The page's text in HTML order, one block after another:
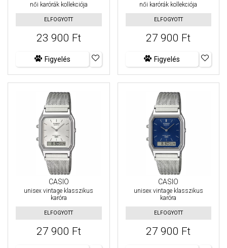
női karórák kollekciója
ELFOGYOTT
23 900 Ft
Figyelés
női karórák kollekciója
ELFOGYOTT
27 900 Ft
Figyelés
CASIO
unisex vintage klasszikus
karóra
ELFOGYOTT
27 900 Ft
CASIO
unisex vintage klasszikus
karóra
ELFOGYOTT
27 900 Ft